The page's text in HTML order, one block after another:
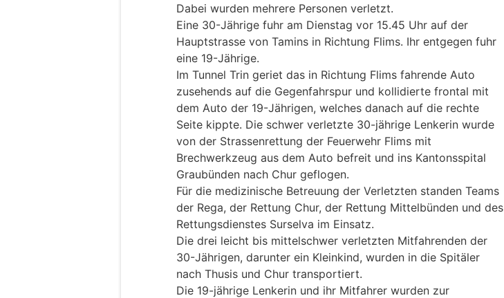
Dabei wurden mehrere Personen verletzt.
Eine 30-Jährige fuhr am Dienstag vor 15.45 Uhr auf der
Hauptstrasse von Tamins in Richtung Flims. Ihr entgegen fuhr
eine 19-Jährige.
Im Tunnel Trin geriet das in Richtung Flims fahrende Auto
zusehends auf die Gegenfahrspur und kollidierte frontal mit
dem Auto der 19-Jährigen, welches danach auf die rechte
Seite kippte. Die schwer verletzte 30-jährige Lenkerin wurde
von der Strassenrettung der Feuerwehr Flims mit
Brechwerkzeug aus dem Auto befreit und ins Kantonsspital
Graubünden nach Chur geflogen.
Für die medizinische Betreuung der Verletzten standen Teams
der Rega, der Rettung Chur, der Rettung Mittelbünden und des
Rettungsdienstes Surselva im Einsatz.
Die drei leicht bis mittelschwer verletzten Mitfahrenden der
30-Jährigen, darunter ein Kleinkind, wurden in die Spitäler
nach Thusis und Chur transportiert.
Die 19-jährige Lenkerin und ihr Mitfahrer wurden zur